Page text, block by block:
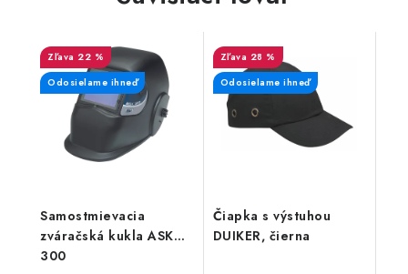
Samostmievacia
zváračská kukla ASK
300
22 %
Odosielame ihneď
Čiapka s výstuhou
DUIKER, čierna
28 %
Odosielame ihneď